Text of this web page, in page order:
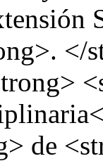
</
de